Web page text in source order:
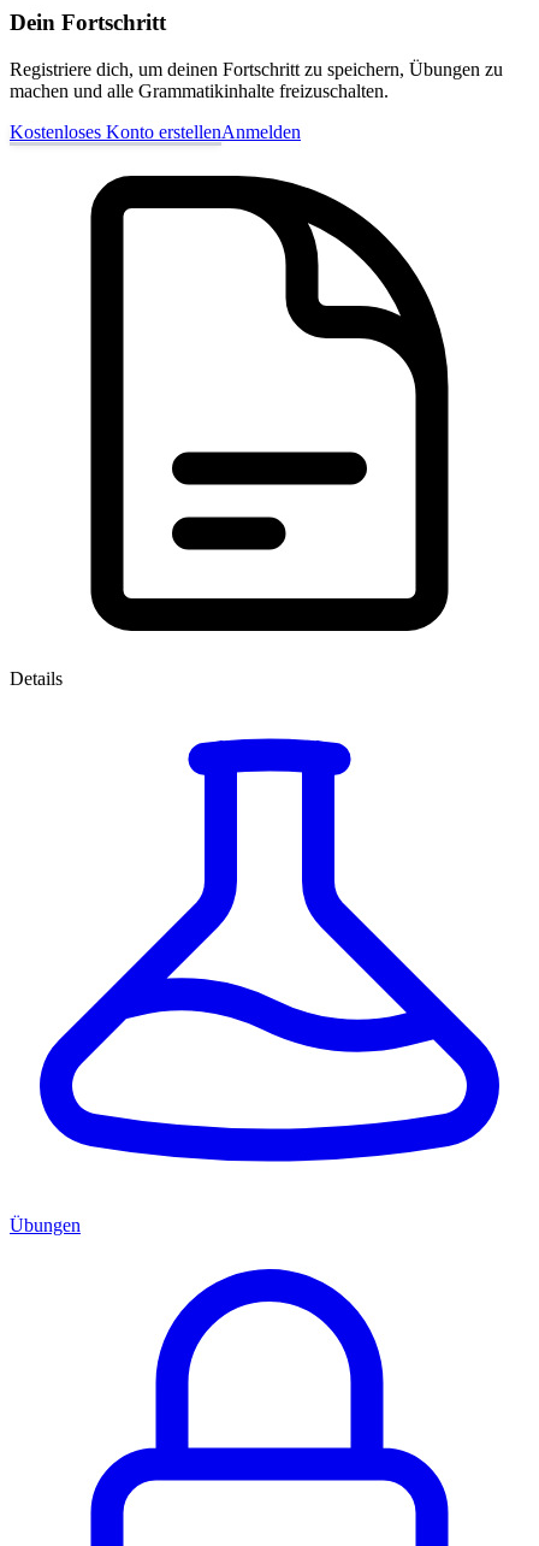
Dein Fortschritt
Registriere dich, um deinen Fortschritt zu speichern, Übungen zu
machen und alle Grammatikinhalte freizuschalten.
Kostenloses Konto erstellenAnmelden
Details
Übungen